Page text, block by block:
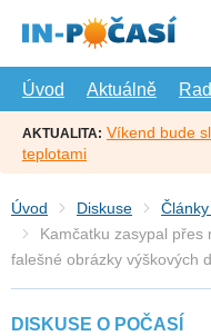
hlavní
Úvod
Aktuálně
AKTUALITA: Víkend bude
teplotami
Úvod Diskuse
Kamčatku zasypal
falešné obrázky výškových
DISKUSE O POČASÍ